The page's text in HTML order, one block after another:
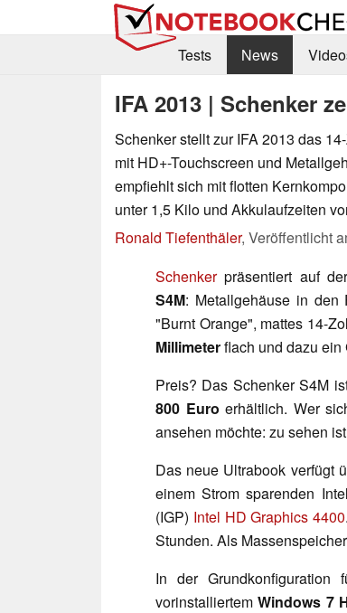
Tests
News
IFA 2013 | Schenker
Schenker stellt zur IFA 2013 das
mit HD+-Touchscreen und
empfiehlt sich mit flotten
unter 1,5 Kilo und Akkulaufzeiten
Ronald Tiefenthäler, Veröffentlicht
Schenkerpräsentiert auf
S4M: Metallgehäuse in den
"Burnt Orange", mattes 14-
Millimeterflach und dazu ein
Preis? Das Schenker S4M
800 Euro erhältlich. Wer
ansehen möchte: zu sehen
Das neue Ultrabook verfügt
einem Strom sparenden Intel
(IGP) Intel HD Graphics 4400
Stunden. Als
In der
vorinstalliertemWindows 7